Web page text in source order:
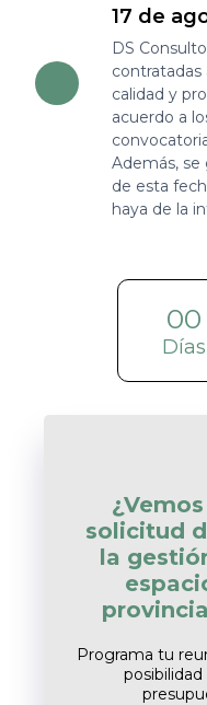
17 de
DS
calidad y
acuerdo a
Además,
de esta
haya de la
00
Días
solicitud
la
Programa tu